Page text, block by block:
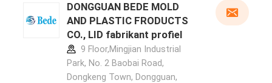
DONGGUAN BEDE MOLD
AND PLASTIC FRODUCTS
CO., LID fabrikant profiel
9 Floor,Mingjian Industrial
Park, No. 2 Baobai Road,
Dongkeng Town, Dongguan,